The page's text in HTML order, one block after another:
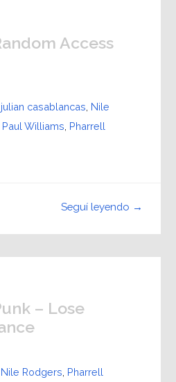
Access
julian casablancas Nile
Paul Williams Pharrell
Seguí leyendo →
– Lose
Nile Rodgers Pharrell